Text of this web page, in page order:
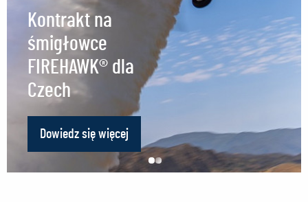
Kontrakt na
śmigłowce
FIREHAWK® dla
Czech
Dowiedz się więcej